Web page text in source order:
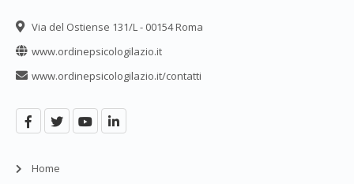
Via del Ostiense 131/L - 00154 Roma
www.ordinepsicologilazio.it
www.ordinepsicologilazio.it/contatti
Home